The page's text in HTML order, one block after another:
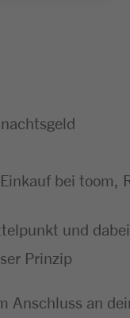
bei toom,
und
Prinzip
Anschluss an